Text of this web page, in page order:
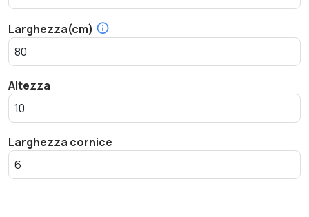
Larghezza(cm)
Altezza
Larghezza cornice